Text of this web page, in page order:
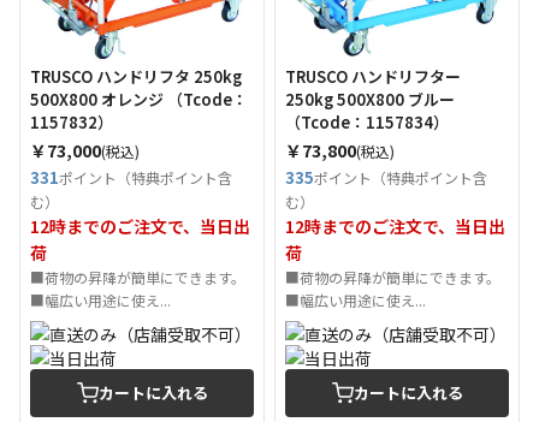
TRUSCO ハンドリフタ 250kg
500X800 オレンジ （Tcode：
1157832）
￥73,000(税込)
331ポイント（特典ポイント含
む）
12時までのご注文で、当日出
荷
■荷物の昇降が簡単にできます。
■幅広い用途に使え...
カートに入れる
TRUSCO ハンドリフター
250kg 500X800 ブルー
（Tcode：1157834）
￥73,800(税込)
335ポイント（特典ポイント含
む）
12時までのご注文で、当日出
荷
■荷物の昇降が簡単にできます。
■幅広い用途に使え...
カートに入れる